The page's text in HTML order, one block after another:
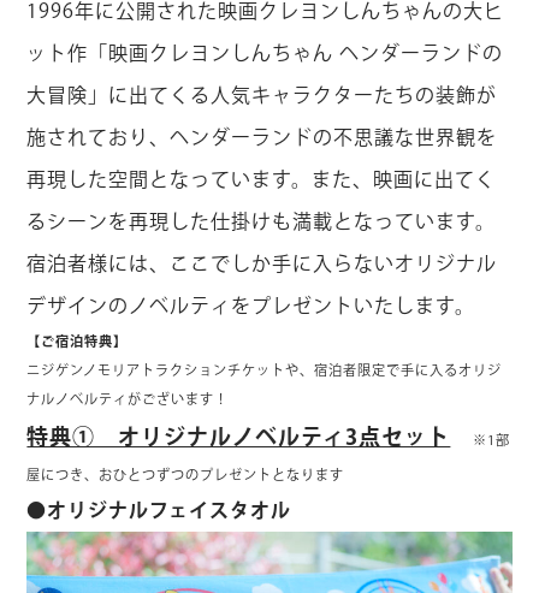
1996年に公開された映画クレヨンしんちゃんの大ヒ
ット作「映画クレヨンしんちゃん ヘンダーランドの
大冒険」に出てくる人気キャラクターたちの装飾が
施されており、ヘンダーランドの不思議な世界観を
再現した空間となっています。また、映画に出てく
るシーンを再現した仕掛けも満載となっています。
宿泊者様には、ここでしか手に入らないオリジナル
デザインのノベルティをプレゼントいたします。
【ご宿泊特典】
ニジゲンノモリアトラクションチケットや、宿泊者限定で手に入るオリジ
ナルノベルティがございます！
特典① オリジナルノベルティ3点セット ※1部
屋につき、おひとつずつのプレゼントとなります
●オリジナルフェイスタオル